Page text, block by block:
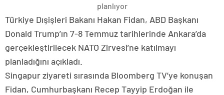
planlıyor
Türkiye Dışişleri Bakanı Hakan Fidan, ABD Başkanı
Donald Trump’ın 7-8 Temmuz tarihlerinde Ankara’da
gerçekleştirilecek NATO Zirvesi’ne katılmayı
planladığını açıkladı.
Singapur ziyareti sırasında Bloomberg TV’ye konuşan
Fidan, Cumhurbaşkanı Recep Tayyip Erdoğan ile